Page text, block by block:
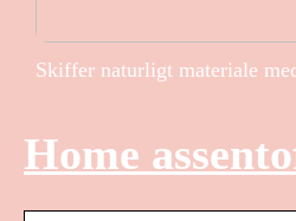
Skiffer naturligt materiale
Home